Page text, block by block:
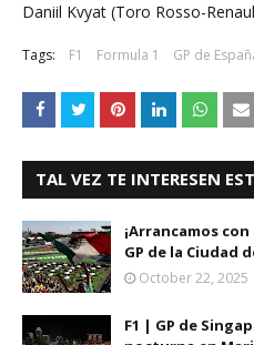
Daniil Kvyat (Toro Rosso-
Tags: F1 Formula 1 GP de
TAL VEZ TE INTERESEN
¡Arrancamos con
GP de la Ciudad
October 22, 2025
F1 | GP de